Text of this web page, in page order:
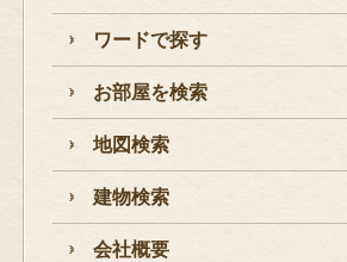
ワードで探す
お部屋を検索
地図検索
建物検索
会社概要